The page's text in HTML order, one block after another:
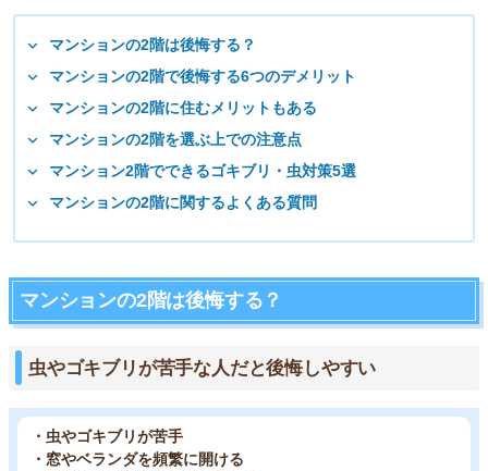
マンションの2階は後悔する？
マンションの2階で後悔する6つのデメリット
マンションの2階に住むメリットもある
マンションの2階を選ぶ上での注意点
マンション2階でできるゴキブリ・虫対策5選
マンションの2階に関するよくある質問
マンションの2階は後悔する？
虫やゴキブリが苦手な人だと後悔しやすい
・虫やゴキブリが苦手
・窓やベランダを頻繁に開ける